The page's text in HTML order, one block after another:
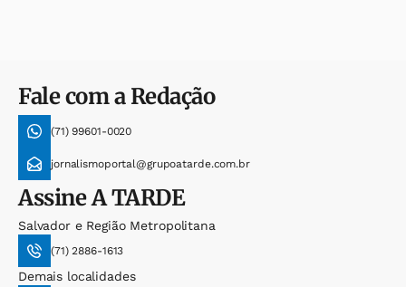
Fale com a Redação
(71) 99601-0020
jornalismoportal@grupoatarde.com.br
AssineA TARDE
Salvador e Região Metropolitana
(71) 2886-1613
Demais localidades